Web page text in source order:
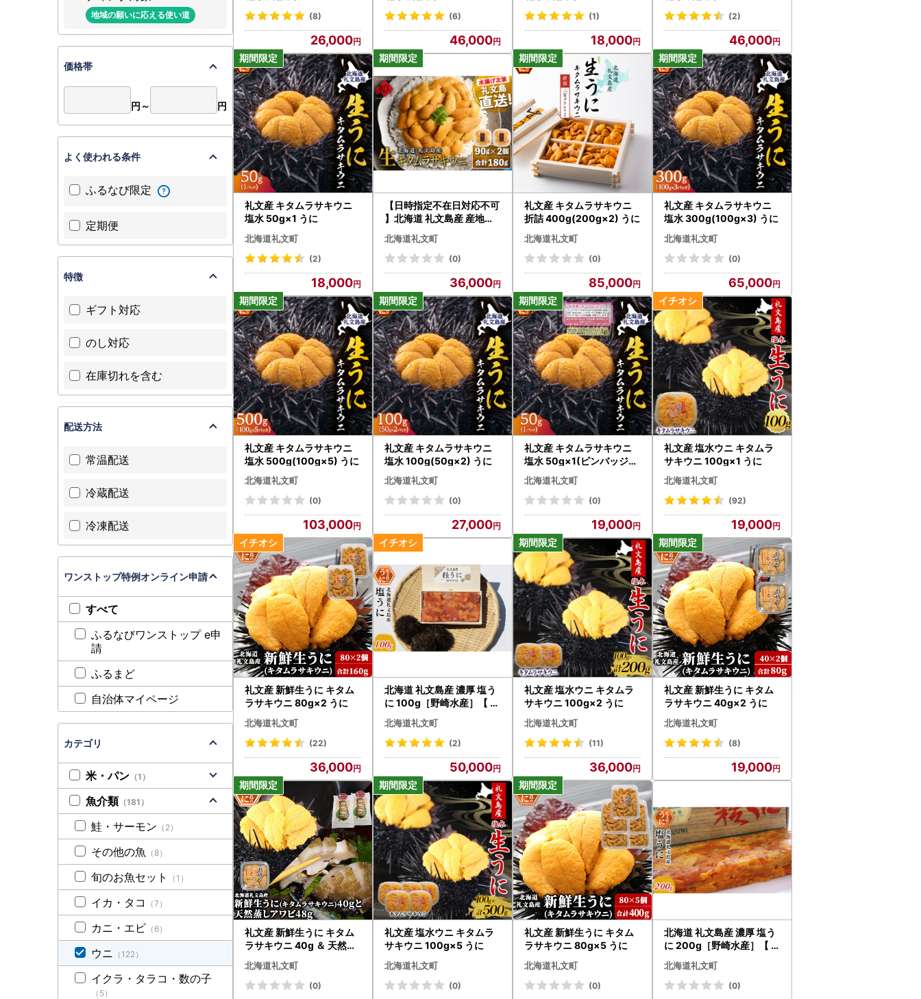
(8)
26,000
(6)
46,000
(1)
18,000
(2)
46,000
礼文産 キタムラサキウニ
塩水 50g×1 うに
北海道礼文町
(2)
18,000
【日時指定不在日対応不可
】北海道 礼文島産 産地直
送 鮮度抜群 塩水 生キタム
ラサキウニ 180g（90g×2
パック）
北海道礼文町
(0)
36,000
礼文産 キタムラサキウニ
折詰 400g(200g×2) うに
北海道礼文町
(0)
85,000
礼文産 キタムラサキウニ
塩水 300g(100g×3) うに
北海道礼文町
(0)
65,000
礼文産 キタムラサキウニ
塩水 500g(100g×5) うに
北海道礼文町
(0)
103,000
礼文産 キタムラサキウニ
塩水 100g(50g×2) うに
北海道礼文町
(0)
27,000
礼文産 キタムラサキウニ
塩水 50g×1(ピンバッジ付
) うに
北海道礼文町
(0)
19,000
礼文産 塩水ウニ キタムラ
サキウニ 100g×1 うに
北海道礼文町
(92)
19,000
礼文産 新鮮生うに キタム
ラサキウニ 80g×2 うに
北海道礼文町
(22)
36,000
北海道 礼文島産 濃厚 塩う
に 100g［野崎水産］【 う
に ウニ 雲丹 珍味 おつまみ
酒の肴 海鮮 ご飯のお供 】
北海道礼文町
(2)
50,000
礼文産 塩水ウニ キタムラ
サキウニ 100g×2 うに
北海道礼文町
(11)
36,000
礼文産 新鮮生うに キタム
ラサキウニ 40g×2 うに
北海道礼文町
(8)
19,000
礼文産 新鮮生うに キタム
ラサキウニ 40g ＆ 天然蒸
しアワビ スライス2 うに
北海道礼文町
(0)
礼文産 塩水ウニ キタムラ
サキウニ 100g×5 うに
北海道礼文町
(0)
礼文産 新鮮生うに キタム
ラサキウニ 80g×5 うに
北海道礼文町
(0)
北海道 礼文島産 濃厚 塩う
に 200g［野崎水産］【 う
に ウニ 雲丹 珍味 おつまみ
酒の肴 海鮮 ご飯のお供 】
北海道礼文町
(0)
地域の願いに応える使い道
価格帯
円～ 円
よく使われる条件
ふるなび限定
定期便
特徴
ギフト対応
のし対応
在庫切れを含む
配送方法
常温配送
冷蔵配送
冷凍配送
ワンストップ特例オンライン申請
すべて
ふるなびワンストップ e申
請
ふるまど
自治体マイページ
カテゴリ
米・パン （1）
魚介類 （181）
鮭・サーモン （2）
その他の魚 （8）
旬のお魚セット （1）
イカ・タコ （7）
カニ・エビ （6）
ウニ （122）
イクラ・タラコ・数の子
（5）